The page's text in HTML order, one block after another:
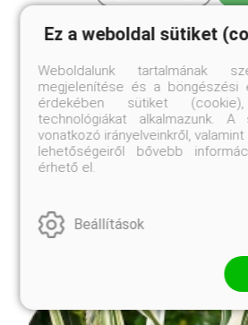
krémfehér, de a levéllemez
márványozott. Égszínkék virágai
MInden kerttípusban jól
árnyékos helyeken ls jól mutat,
hozzák a levelei
Ez a weboldal sütiket
Weboldalunk tartalmának
megjelenítése és a böngészési
érdekében sütiket
technológiákat alkalmazunk. A
vonatkozó irányelveinkről,
lehetőségeiről bővebb
érhető el.
Beállítások